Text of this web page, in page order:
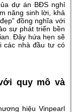
dự án BĐS nghỉ
năng sinh lời, khả
đồng nghĩa với
sự phát triển bền
Đây hứa hẹn sẽ
các nhà đầu tư có
quy mô và
hiệu Vinpearl